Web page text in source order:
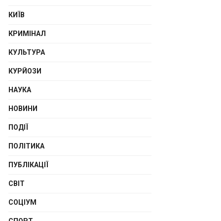
КИЇВ
КРИМІНАЛ
КУЛЬТУРА
КУРЙОЗИ
НАУКА
НОВИНИ
ПОДІЇ
ПОЛІТИКА
ПУБЛІКАЦІЇ
СВІТ
СОЦІУМ